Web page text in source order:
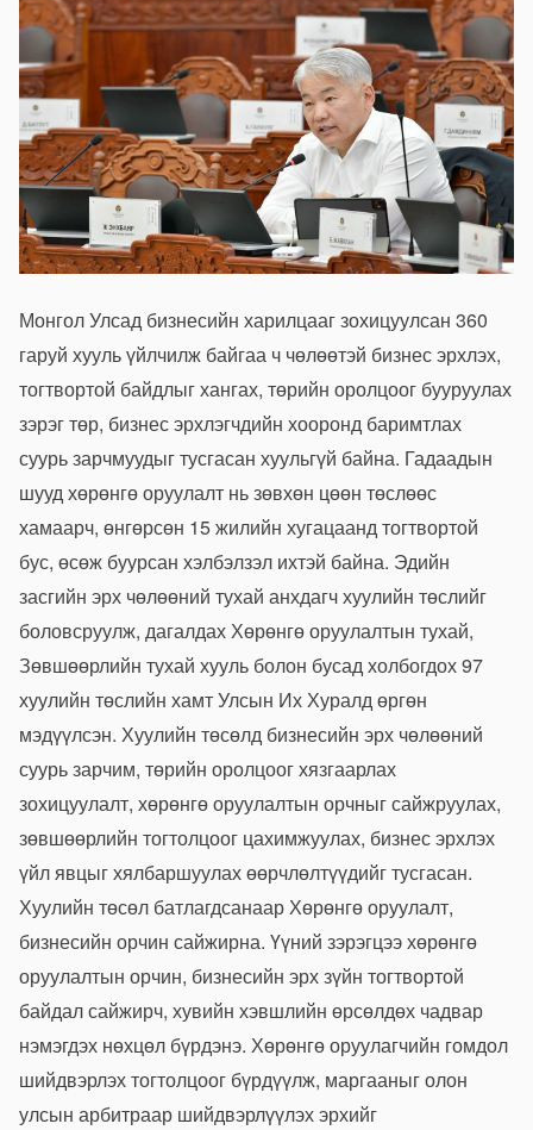
Монгол Улсад бизнесийн харилцааг зохицуулсан 360
гаруй хууль үйлчилж байгаа ч чөлөөтэй бизнес эрхлэх,
тогтвортой байдлыг хангах, төрийн оролцоог бууруулах
зэрэг төр, бизнес эрхлэгчдийн хооронд баримтлах
суурь зарчмуудыг тусгасан хуульгүй байна. Гадаадын
шууд хөрөнгө оруулалт нь зөвхөн цөөн төслөөс
хамаарч, өнгөрсөн 15 жилийн хугацаанд тогтвортой
бус, өсөж буурсан хэлбэлзэл ихтэй байна. Эдийн
засгийн эрх чөлөөний тухай анхдагч хуулийн төслийг
боловсруулж, дагалдах Хөрөнгө оруулалтын тухай,
Зөвшөөрлийн тухай хууль болон бусад холбогдох 97
хуулийн төслийн хамт Улсын Их Хуралд өргөн
мэдүүлсэн. Хуулийн төсөлд бизнесийн эрх чөлөөний
суурь зарчим, төрийн оролцоог хязгаарлах
зохицуулалт, хөрөнгө оруулалтын орчныг сайжруулах,
зөвшөөрлийн тогтолцоог цахимжуулах, бизнес эрхлэх
үйл явцыг хялбаршуулах өөрчлөлтүүдийг тусгасан.
Хуулийн төсөл батлагдсанаар Хөрөнгө оруулалт,
бизнесийн орчин сайжирна. Үүний зэрэгцээ хөрөнгө
оруулалтын орчин, бизнесийн эрх зүйн тогтвортой
байдал сайжирч, хувийн хэвшлийн өрсөлдөх чадвар
нэмэгдэх нөхцөл бүрдэнэ. Хөрөнгө оруулагчийн гомдол
шийдвэрлэх тогтолцоог бүрдүүлж, маргааныг олон
улсын арбитраар шийдвэрлүүлэх эрхийг